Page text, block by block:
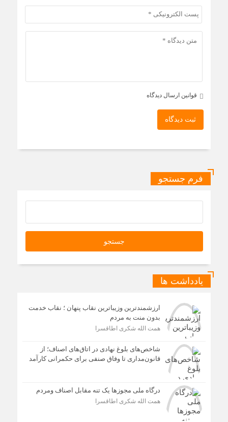
قوانین ارسال دیدگاه
ثبت دیدگاه
فرم جستجو
یادداشت ها
ارزشمندترین وزیباترین نقاب پنهان ؛ نقاب خدمت
بدون منت به مردم
همت الله شکری اطاقسرا
شاخص‌های بلوغ نهادی در اتاق‌های اصناف؛ از
قانون‌مداری تا وفاق صنفی برای حکمرانی کارآمد
درگاه ملی مجوزها یک تنه مقابل اصناف ومردم
همت الله شکری اطاقسرا